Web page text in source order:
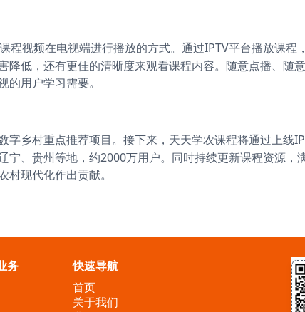
程视频在电视端进行播放的方式。通过IPTV平台播放课程
低，还有更佳的清晰度来观看课程内容。随意点播、随
用户学习需要。
字乡村重点推荐项目。接下来，天天学农课程将通过上线
、贵州等地，约2000万用户。同时持续更新课程资源，
现代化作出贡献。
务
快速导航
首页
关于我们